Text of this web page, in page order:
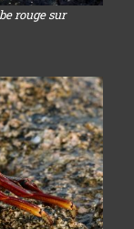
rouge sur